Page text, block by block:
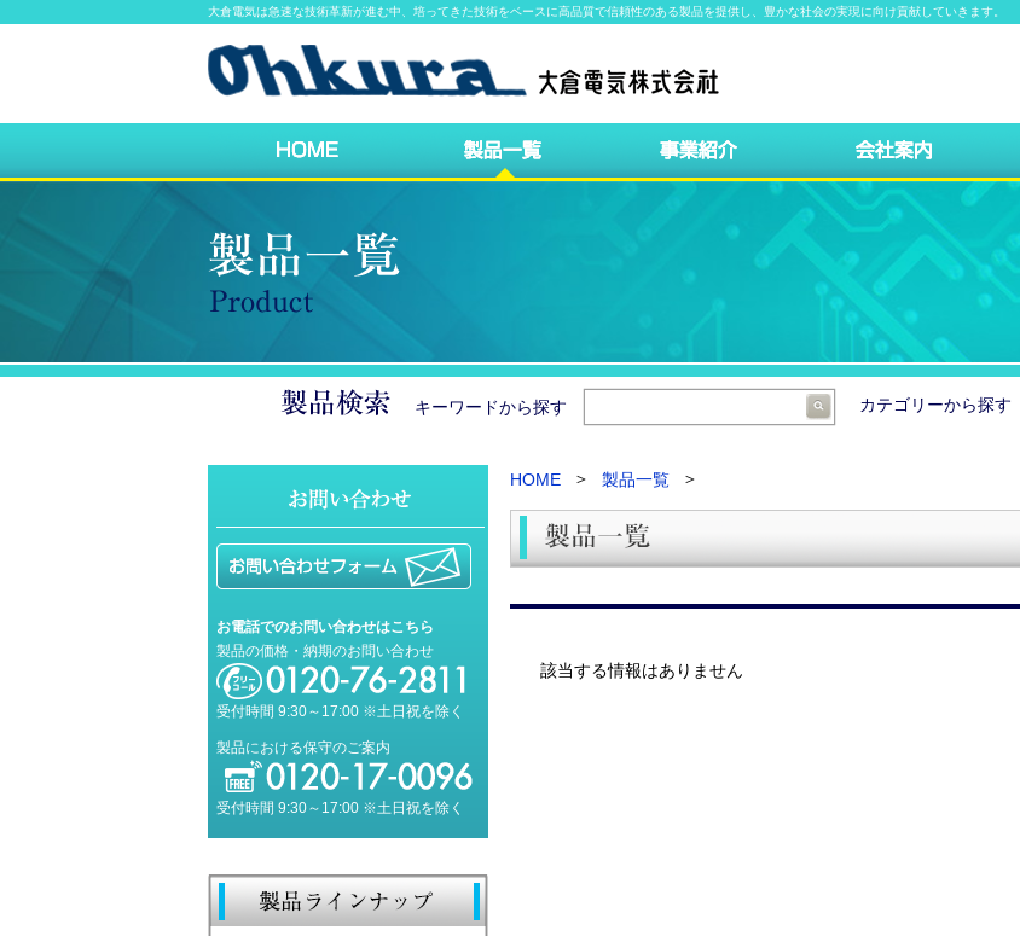
大倉電気は急速な技術革新が進む中、培ってきた技術をベースに高品質で信頼性のある製品を提供し、豊かな社会の実現に向け貢献していきます。
キーワードから探す カテゴリーから探す
HOME 製品一覧
該当する情報はありません
お電話でのお問い合わせはこちら
製品の価格・納期のお問い合わせ
受付時間 9:30～17:00 ※土日祝を除く
製品における保守のご案内
受付時間 9:30～17:00 ※土日祝を除く